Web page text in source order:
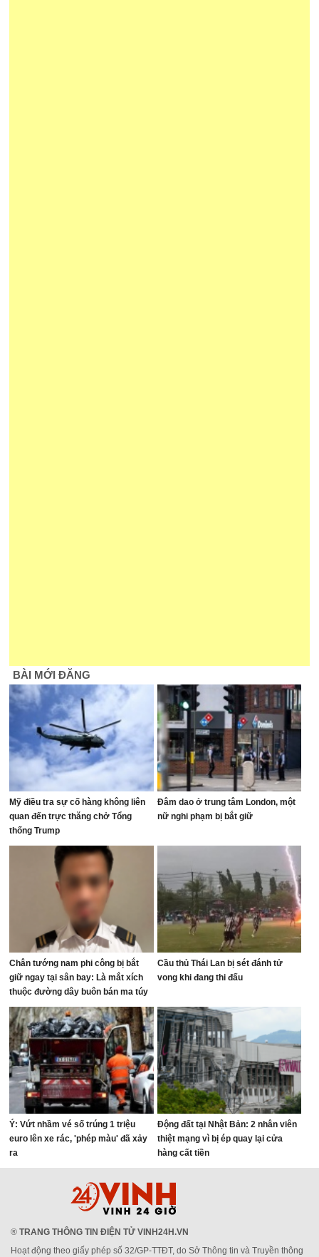
BÀI MỚI ĐĂNG
Mỹ điều tra sự cố hàng không liên
quan đến trực thăng chở Tổng
thống Trump
Đâm dao ở trung tâm London, một
nữ nghi phạm bị bắt giữ
Chân tướng nam phi công bị bắt
giữ ngay tại sân bay: Là mắt xích
thuộc đường dây buôn bán ma túy
quốc tế
Cầu thủ Thái Lan bị sét đánh tử
vong khi đang thi đấu
Ý: Vứt nhầm vé số trúng 1 triệu
euro lên xe rác, 'phép màu' đã xảy
ra
Động đất tại Nhật Bản: 2 nhân viên
thiệt mạng vì bị ép quay lại cửa
hàng cất tiền
® TRANG THÔNG TIN ĐIỆN TỬ VINH24H.VN
Hoạt động theo giấy phép số 32/GP-TTĐT, do Sở Thông tin và Truyền thông